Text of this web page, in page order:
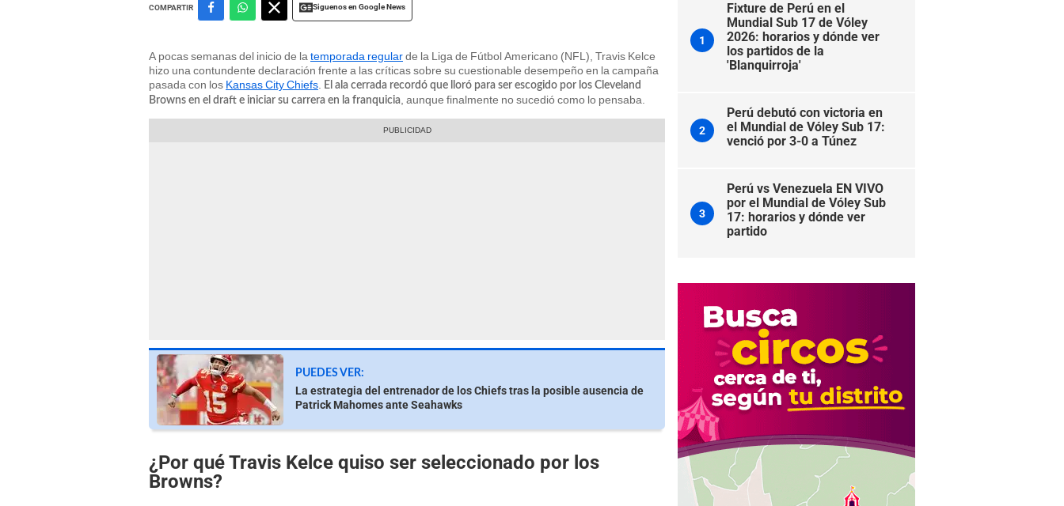
COMPARTIR Siguenos en Google News
A pocas semanas del inicio de la temporada regularde la Liga de Fútbol Americano (NFL), Travis Kelce
hizo una contundente declaración frente a las críticas sobre su cuestionable desempeño en la campaña
pasada con los Kansas City Chiefs
El ala cerrada recordó que lloró para ser escogido por los Cleveland
Browns en el draft e iniciar su carrera en la franquicia , aunque finalmente no sucedió como lo pensaba.
PUEDES VER:
La estrategia del entrenador de los Chiefs tras la posible ausencia de
Patrick Mahomes ante Seahawks
¿Por qué Travis Kelce quiso ser seleccionado por los
Browns?
1
Fixture de Perú en el
Mundial Sub 17 de Vóley
2026: horarios y dónde ver
los partidos de la
'Blanquirroja'
2
Perú debutó con victoria en
el Mundial de Vóley Sub 17:
venció por 3-0 a Túnez
3
Perú vs Venezuela EN VIVO
por el Mundial de Vóley Sub
17: horarios y dónde ver
partido